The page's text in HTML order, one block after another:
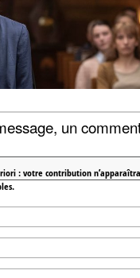
un
: votre contribution